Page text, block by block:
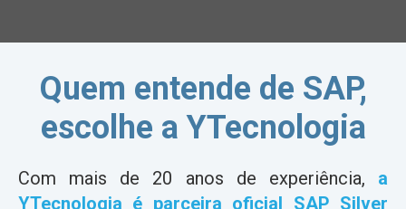
Quem entende de SAP,
escolhe a YTecnologia
Com mais de 20 anos de experiência, a
YTecnologia é parceira oficial SAP Silver